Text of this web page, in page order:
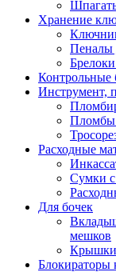
Хранение
Пеналы
Контрольные
Инструмент,
Пломбы
Расходные
Сумки с
Для бочек
мешков
Крышки
Блокираторы